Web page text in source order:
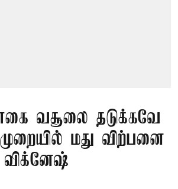
வசூலை தடுக்கவே
மது விற்பனை